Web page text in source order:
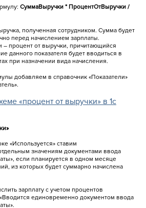
СуммаВыручки * ПроцентОтВыручки /
полученная сотрудником. Сумма будет
перед начислением зарплаты.
– процент от выручки, причитающийся
данного показателя будет вводиться в
при назначении вида начисления.
добавляем в справочник «Показатели»
«Используется» ставим
значениям документами ввода
если планируется в одном месяце
из которых будет суммарно начислена
зарплату с учетом процентов
единовременно документом ввода